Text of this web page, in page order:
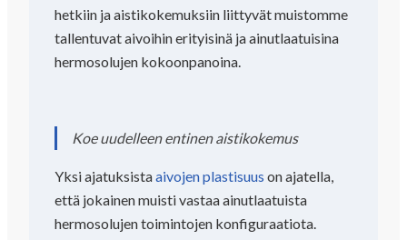
hetkiin ja aistikokemuksiin liittyvät muistomme
tallentuvat aivoihin erityisinä ja ainutlaatuisina
hermosolujen kokoonpanoina.
Koe uudelleen entinen aistikokemus
Yksi ajatuksistaaivojen plastisuus on ajatella,
että jokainen muisti vastaa ainutlaatuista
hermosolujen toimintojen konfiguraatiota.